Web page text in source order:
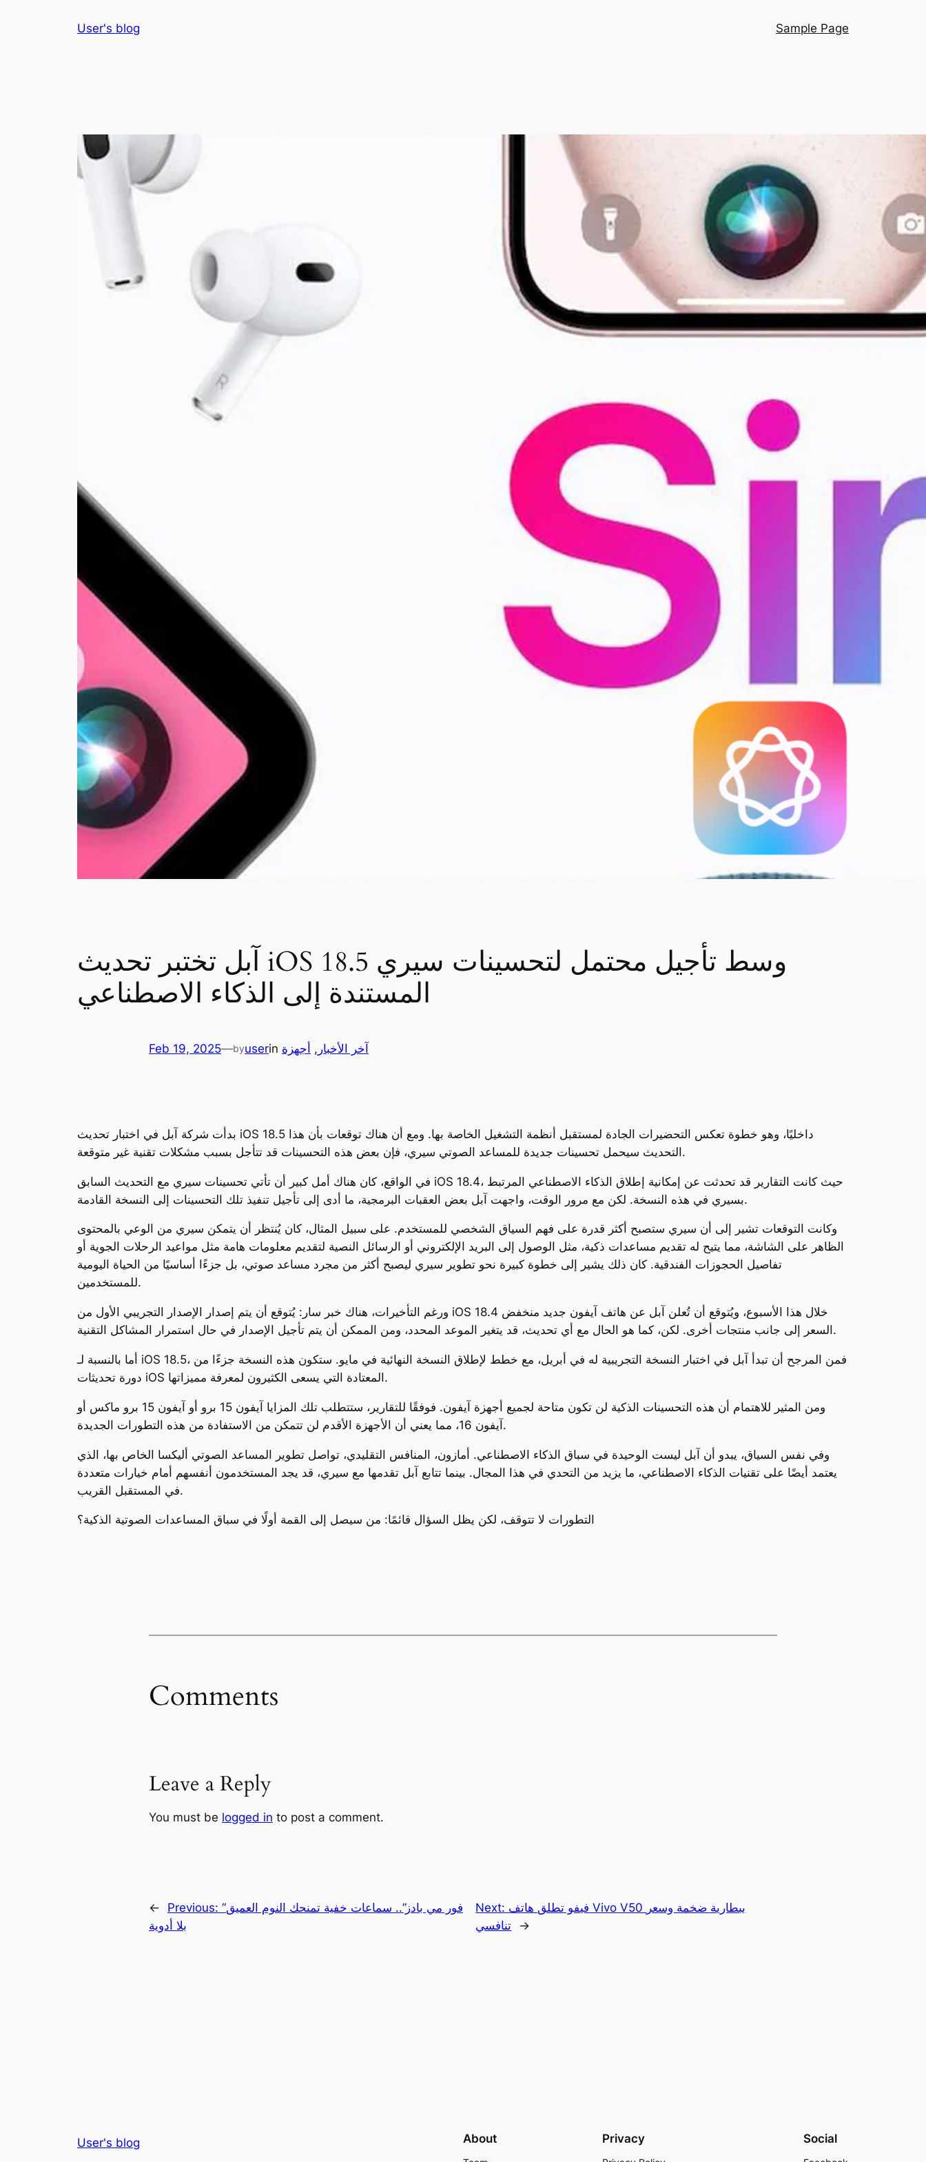
User's blog Sample Page
آبل تختبر تحديث iOS 18.5 وسط تأجيل محتمل لتحسينات سيري
المستندة إلى الذكاء الاصطناعي
Feb 19, 2025—byuserin آخر الأخبار , أجهزة
بدأت شركة آبل في اختبار تحديث iOS 18.5 داخليًا، وهو خطوة تعكس التحضيرات الجادة لمستقبل أنظمة التشغيل الخاصة بها. ومع أن هناك توقعات بأن هذا
التحديث سيحمل تحسينات جديدة للمساعد الصوتي سيري، فإن بعض هذه التحسينات قد تتأجل بسبب مشكلات تقنية غير متوقعة.
في الواقع، كان هناك أمل كبير أن تأتي تحسينات سيري مع التحديث السابق iOS 18.4، حيث كانت التقارير قد تحدثت عن إمكانية إطلاق الذكاء الاصطناعي المرتبط
بسيري في هذه النسخة. لكن مع مرور الوقت، واجهت آبل بعض العقبات البرمجية، ما أدى إلى تأجيل تنفيذ تلك التحسينات إلى النسخة القادمة.
وكانت التوقعات تشير إلى أن سيري ستصبح أكثر قدرة على فهم السياق الشخصي للمستخدم. على سبيل المثال، كان يُنتظر أن يتمكن سيري من الوعي بالمحتوى
الظاهر على الشاشة، مما يتيح له تقديم مساعدات ذكية، مثل الوصول إلى البريد الإلكتروني أو الرسائل النصية لتقديم معلومات هامة مثل مواعيد الرحلات الجوية أو
تفاصيل الحجوزات الفندقية. كان ذلك يشير إلى خطوة كبيرة نحو تطوير سيري ليصبح أكثر من مجرد مساعد صوتي، بل جزءًا أساسيًا من الحياة اليومية
للمستخدمين.
ورغم التأخيرات، هناك خبر سار: يُتوقع أن يتم إصدار الإصدار التجريبي الأول من iOS 18.4 خلال هذا الأسبوع، ويُتوقع أن تُعلن آبل عن هاتف آيفون جديد منخفض
السعر إلى جانب منتجات أخرى. لكن، كما هو الحال مع أي تحديث، قد يتغير الموعد المحدد، ومن الممكن أن يتم تأجيل الإصدار في حال استمرار المشاكل التقنية.
أما بالنسبة لـ iOS 18.5، فمن المرجح أن تبدأ آبل في اختبار النسخة التجريبية له في أبريل، مع خطط لإطلاق النسخة النهائية في مايو. ستكون هذه النسخة جزءًا من
دورة تحديثات iOS المعتادة التي يسعى الكثيرون لمعرفة مميزاتها.
ومن المثير للاهتمام أن هذه التحسينات الذكية لن تكون متاحة لجميع أجهزة آيفون. فوفقًا للتقارير، ستتطلب تلك المزايا آيفون 15 برو أو آيفون 15 برو ماكس أو
آيفون 16، مما يعني أن الأجهزة الأقدم لن تتمكن من الاستفادة من هذه التطورات الجديدة.
وفي نفس السياق، يبدو أن آبل ليست الوحيدة في سباق الذكاء الاصطناعي. أمازون، المنافس التقليدي، تواصل تطوير المساعد الصوتي أليكسا الخاص بها، الذي
يعتمد أيضًا على تقنيات الذكاء الاصطناعي، ما يزيد من التحدي في هذا المجال. بينما تتابع آبل تقدمها مع سيري، قد يجد المستخدمون أنفسهم أمام خيارات متعددة
في المستقبل القريب.
التطورات لا تتوقف، لكن يظل السؤال قائمًا: من سيصل إلى القمة أولًا في سباق المساعدات الصوتية الذكية؟
Comments
Leave a Reply
You must be logged in to post a comment.
← Previous: “فور مي بادز”.. سماعات خفية تمنحك النوم العميق
بلا أدوية
Next: فيفو تطلق هاتف Vivo V50 ببطارية ضخمة وسعر
تنافسي
→
User's blog About Privacy Social